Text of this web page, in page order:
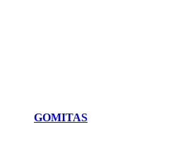
GOMITAS